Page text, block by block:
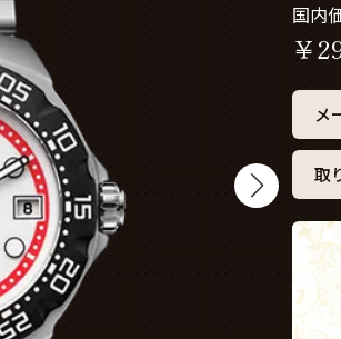
国内
￥
メ
取